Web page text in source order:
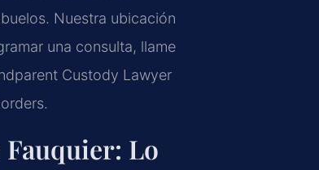
Nuestra ubicación
una consulta, llame
Custody Lawyer
Fauquier: Lo